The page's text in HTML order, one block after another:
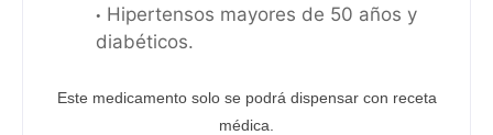
Hipertensos mayores de 50 años y
diabéticos.
Este medicamento solo se podrá dispensar con receta
médica.